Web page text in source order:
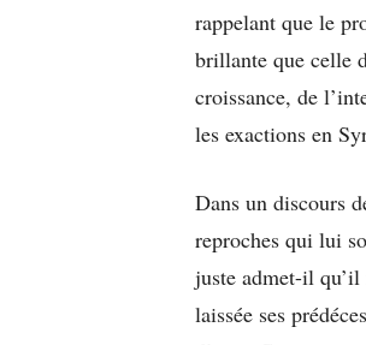
rappelant que le
brillante que celle
croissance, de
les exactions en
Dans un discours
reproches qui lui
juste admet-il
laissée ses